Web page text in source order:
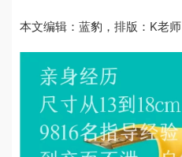
本文编辑：蓝豹，排版：K老师